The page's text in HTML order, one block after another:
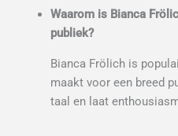
Waarom is Bianca
publiek?
Bianca Frölich is
maakt voor een breed
taal en laat